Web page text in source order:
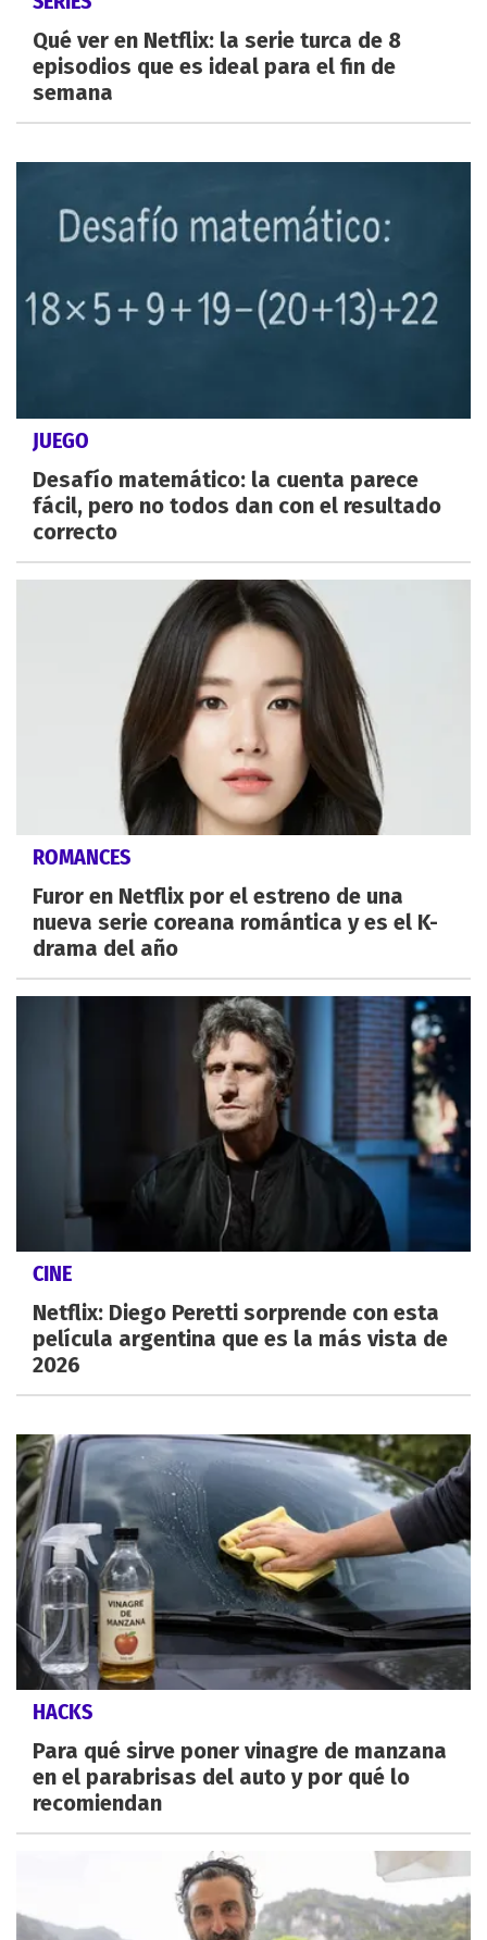
Qué ver en Netflix: la serie turca de 8
episodios que es ideal para el fin de
semana
JUEGO
Desafío matemático: la cuenta parece
fácil, pero no todos dan con el resultado
correcto
ROMANCES
Furor en Netflix por el estreno de una
nueva serie coreana romántica y es el K-
drama del año
CINE
Netflix: Diego Peretti sorprende con esta
película argentina que es la más vista de
2026
HACKS
Para qué sirve poner vinagre de manzana
en el parabrisas del auto y por qué lo
recomiendan